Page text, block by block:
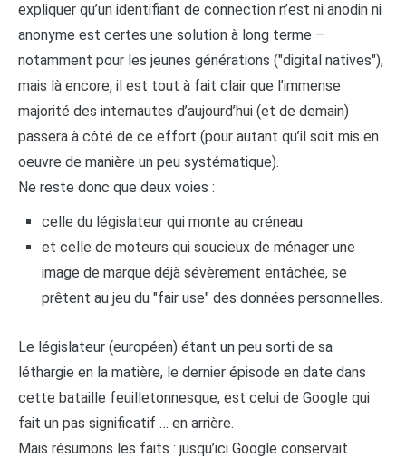
expliquer qu’un identifiant de connection n’est ni anodin ni
anonyme est certes une solution à long terme –
notamment pour les jeunes générations ("digital natives"),
mais là encore, il est tout à fait clair que l’immense
majorité des internautes d’aujourd’hui (et de demain)
passera à côté de ce effort (pour autant qu’il soit mis en
oeuvre de manière un peu systématique).
Ne reste donc que deux voies :
celle du législateur qui monte au créneau
et celle de moteurs qui soucieux de ménager une
image de marque déjà sévèrement entâchée, se
prêtent au jeu du "fair use" des données personnelles.
Le législateur (européen) étant un peu sorti de sa
léthargie en la matière, le dernier épisode en date dans
cette bataille feuilletonnesque, est celui de Google qui
fait un pas significatif … en arrière.
Mais résumons les faits : jusqu’ici Google conservait